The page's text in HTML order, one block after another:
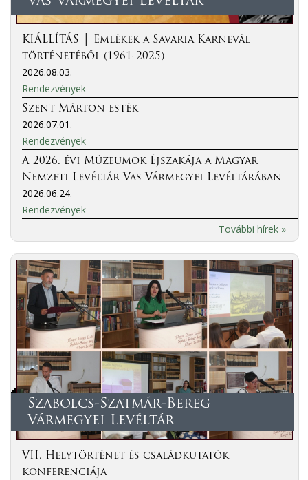
KIÁLLÍTÁS │ Emlékek a Savaria Karnevál
történetéből (1961-2025)
2026.08.03.
Rendezvények
Szent Márton esték
2026.07.01.
Rendezvények
A 2026. évi Múzeumok Éjszakája a Magyar
Nemzeti Levéltár Vas Vármegyei Levéltárában
2026.06.24.
Rendezvények
További hírek »
Szabolcs-Szatmár-Bereg
Vármegyei Levéltár
VII. Helytörténet és családkutatók
konferenciája